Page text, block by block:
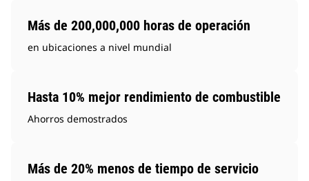
Más de 200,000,000 horas de operación
en ubicaciones a nivel mundial
Hasta 10% mejor rendimiento de combustible
Ahorros demostrados
Más de 20% menos de tiempo de servicio